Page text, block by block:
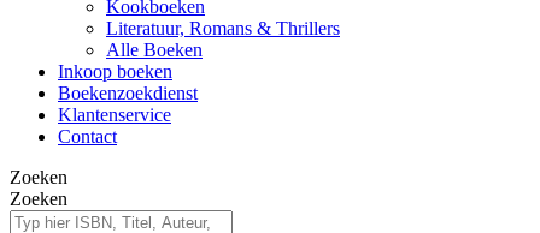
Kookboeken
Literatuur, Romans & Thrillers
Alle Boeken
Inkoop boeken
Boekenzoekdienst
Klantenservice
Contact
Zoeken
Zoeken